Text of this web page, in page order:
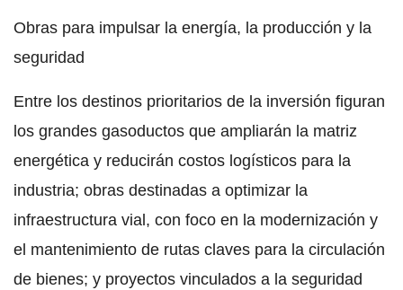
Obras para impulsar la energía, la producción y la
seguridad
Entre los destinos prioritarios de la inversión figuran
los grandes gasoductos que ampliarán la matriz
energética y reducirán costos logísticos para la
industria; obras destinadas a optimizar la
infraestructura vial, con foco en la modernización y
el mantenimiento de rutas claves para la circulación
de bienes; y proyectos vinculados a la seguridad